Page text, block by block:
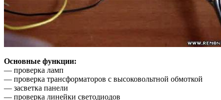
Основные функции:
— проверка ламп
— проверка трансформаторов с высоковольтной обмоткой
— засветка панели
— проверка линейки светодиодов